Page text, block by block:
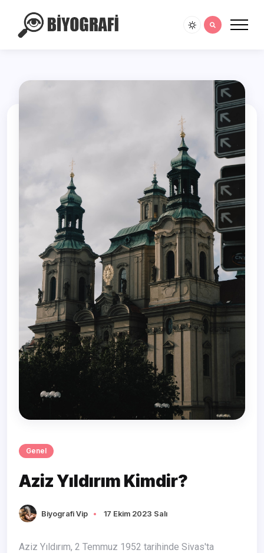
Genel
Aziz Yıldırım Kimdir?
Biyografi Vip 17 Ekim 2023 Salı
Aziz Yıldırım, 2 Temmuz 1952 tarihinde Sivas'ta